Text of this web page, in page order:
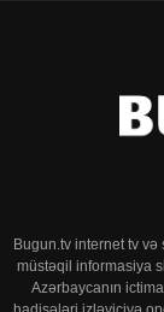
Bugun.tv internet tv
müstəqil informasiya
Azərbaycanın